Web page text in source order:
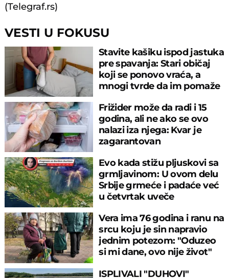
(Telegraf.rs)
VESTI U FOKUSU
Stavite kašiku ispod jastuka
pre spavanja: Stari običaj
koji se ponovo vraća, a
mnogi tvrde da im pomaže
Frižider može da radi i 15
godina, ali ne ako se ovo
nalazi iza njega: Kvar je
zagarantovan
Evo kada stižu pljuskovi sa
grmljavinom: U ovom delu
Srbije grmeće i padaće već
u četvrtak uveče
Vera ima 76 godina i ranu na
srcu koju je sin napravio
jednim potezom: "Oduzeo
si mi dane, ovo nije život"
ISPLIVALI "DUHOVI"